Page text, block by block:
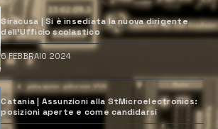
Siracusa | Si è insediata la nuova dirigente
dell’Ufficio scolastico
6 FEBBRAIO 2024
Catania | Assunzioni alla StMicroelectronics:
posizioni aperte e come candidarsi